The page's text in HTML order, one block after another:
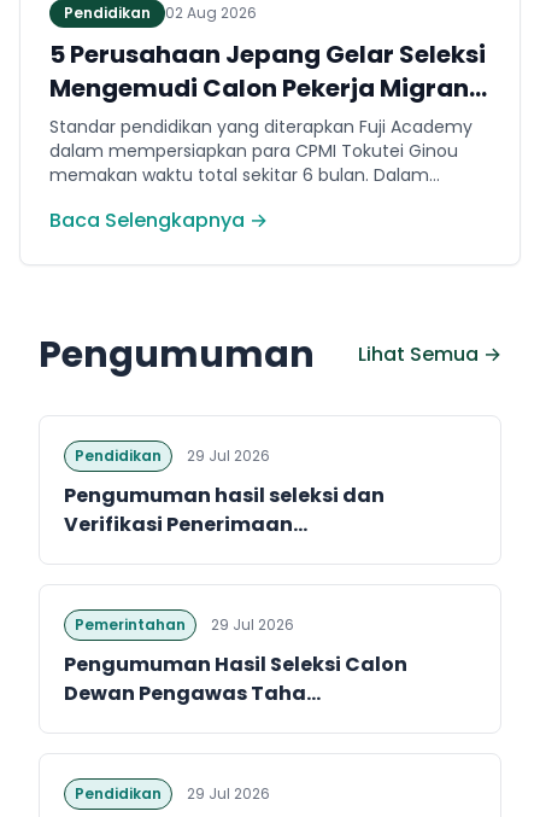
Pendidikan 02 Aug 2026
5 Perusahaan Jepang Gelar Seleksi
Mengemudi Calon Pekerja Migran
Jembrana
Standar pendidikan yang diterapkan Fuji Academy
dalam mempersiapkan para CPMI Tokutei Ginou
memakan waktu total sekitar 6 bulan. Dalam
menguasai sejumlah kompetensi. Seperti
(internal Fuji Academy). Sertifikasi resmi bahasa
Jepang.
Baca Selengkapnya →
Pengumuman Lihat Semua →
Pendidikan 29 Jul 2026
Pengumuman hasil seleksi dan
Verifikasi Penerimaan...
Pemerintahan 29 Jul 2026
Pengumuman Hasil Seleksi Calon
Dewan Pengawas Taha...
Pendidikan 29 Jul 2026